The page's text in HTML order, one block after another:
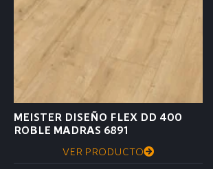
MEISTER DISEÑO FLEX DD 400
ROBLE MADRAS 6891
VER PRODUCTO